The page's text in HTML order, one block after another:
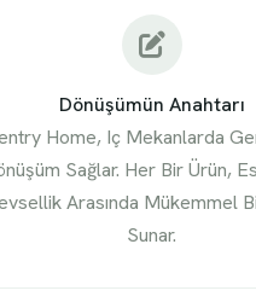
Dönüşümün Anahtarı
Home, Iç Mekanlarda
Sağlar. Her Bir Ürün,
Arasında Mükemmel
Sunar.